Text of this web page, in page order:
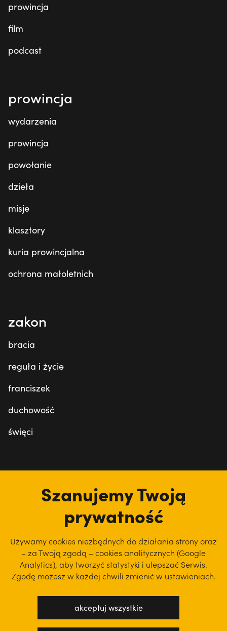
prowincja
film
podcast
prowincja
wydarzenia
prowincja
powołanie
dzieła
misje
klasztory
kuria prowincjalna
ochrona małoletnich
zakon
bracia
reguła i życie
franciszek
duchowość
święci
regulamin serwisu
Szanujemy Twoją
prywatność
Używamy cookies niezbędnych do działania strony oraz
– za Twoją zgodą – cookies analitycznych (Google
Analytics), abytworzyć statystyki i ulepszać Serwis.
Zgodę możesz w każdej chwili zmienić w ustawieniach.
akceptuj wszystkie